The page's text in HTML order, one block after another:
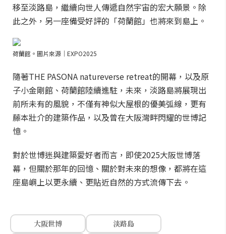
移至淡路島，繼續向世人傳遞自然宇宙的宏大願景。除
此之外，另一座備受好評的「荷蘭館」也將來到島上。
荷蘭館。圖片來源｜EXPO2025
隨著THE PASONA natureverse retreat的開幕，以及原
子小金剛館、荷蘭館陸續進駐，未來，淡路島將展現出
前所未有的風貌，不僅有神似大屋根的優美弧線，更有
藤本壯介的建築作品，以及曾在大阪灣畔閃耀的世博記
憶。
對於世博迷與建築愛好者而言，即使2025大阪世博落
幕，但關於那年的回憶、關於對未來的想像，都將在這
座島嶼上以更永續、更貼近自然的方式流傳下去。
大阪世博
淡路島